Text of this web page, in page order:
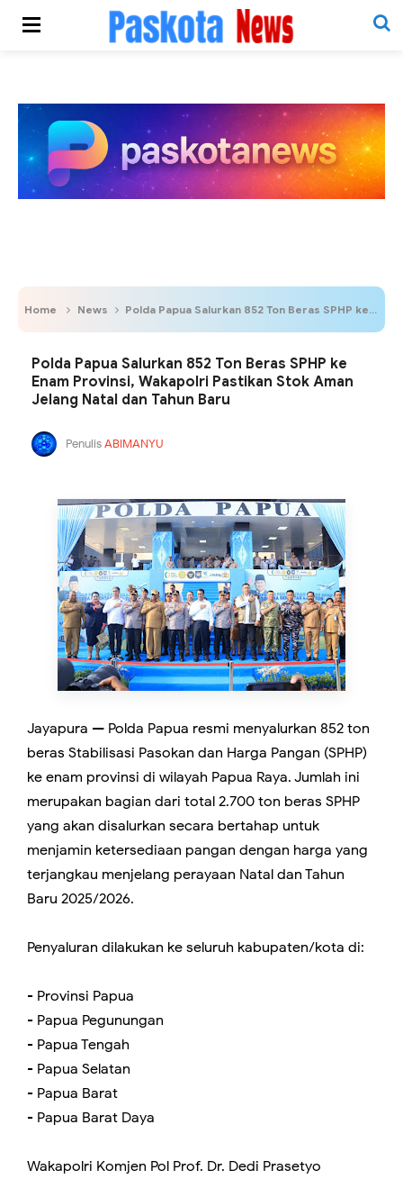
Home News Polda Papua Salurkan 852 Ton Beras SPHP ke Enam Provinsi, Wakapolri Pastikan Stok Aman Jelang Natal dan Tahun Baru
Polda Papua Salurkan 852 Ton Beras SPHP ke
Enam Provinsi, Wakapolri Pastikan Stok Aman
Jelang Natal dan Tahun Baru
PenulisABIMANYU
Jayapura — Polda Papua resmi menyalurkan 852 ton
beras Stabilisasi Pasokan dan Harga Pangan (SPHP)
ke enam provinsi di wilayah Papua Raya. Jumlah ini
merupakan bagian dari total 2.700 ton beras SPHP
yang akan disalurkan secara bertahap untuk
menjamin ketersediaan pangan dengan harga yang
terjangkau menjelang perayaan Natal dan Tahun
Baru 2025/2026.
Penyaluran dilakukan ke seluruh kabupaten/kota di:
- Provinsi Papua
- Papua Pegunungan
- Papua Tengah
- Papua Selatan
- Papua Barat
- Papua Barat Daya
Wakapolri Komjen Pol Prof. Dr. Dedi Prasetyo